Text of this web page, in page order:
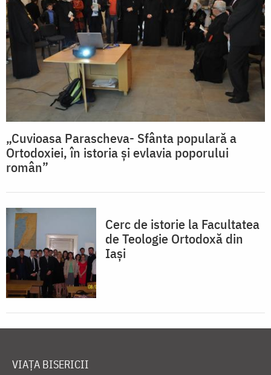
„Cuvioasa Parascheva- Sfânta populară a
Ortodoxiei, în istoria și evlavia poporului
român”
Cerc de istorie la Facultatea
de Teologie Ortodoxă din
Iaşi
VIAȚA BISERICII